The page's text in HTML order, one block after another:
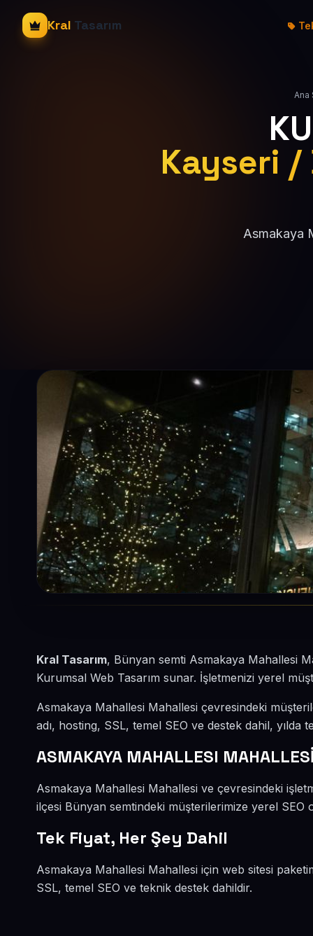
Kral Tasarım
Ana
Kayseri /
Asmakaya
Kral Tasarım, Bünyan semti Asmakaya Mahallesi
Kurumsal Web Tasarım sunar. İşletmenizi yerel
Asmakaya Mahallesi Mahallesi çevresindeki
adı, hosting, SSL, temel SEO ve destek dahil, yılda
ASMAKAYA MAHALLESI
Asmakaya Mahallesi Mahallesi ve çevresindeki
ilçesi Bünyan semtindeki müşterilerimize yerel SEO
Tek Fiyat, Her Şey Dahil
Asmakaya Mahallesi Mahallesi için web sitesi
SSL, temel SEO ve teknik destek dahildir.